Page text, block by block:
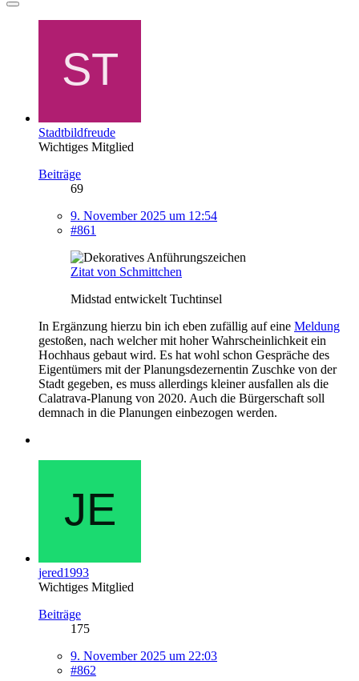
Stadtbildfreude
Wichtiges Mitglied
Beiträge
69
9. November 2025 um 12:54
#861
Zitat von Schmittchen
Midstad entwickelt Tuchtinsel
In Ergänzung hierzu bin ich eben zufällig auf eine Meldung
gestoßen, nach welcher mit hoher Wahrscheinlichkeit ein
Hochhaus gebaut wird. Es hat wohl schon Gespräche des
Eigentümers mit der Planungsdezernentin Zuschke von der
Stadt gegeben, es muss allerdings kleiner ausfallen als die
Calatrava-Planung von 2020. Auch die Bürgerschaft soll
demnach in die Planungen einbezogen werden.
jered1993
Wichtiges Mitglied
Beiträge
175
9. November 2025 um 22:03
#862